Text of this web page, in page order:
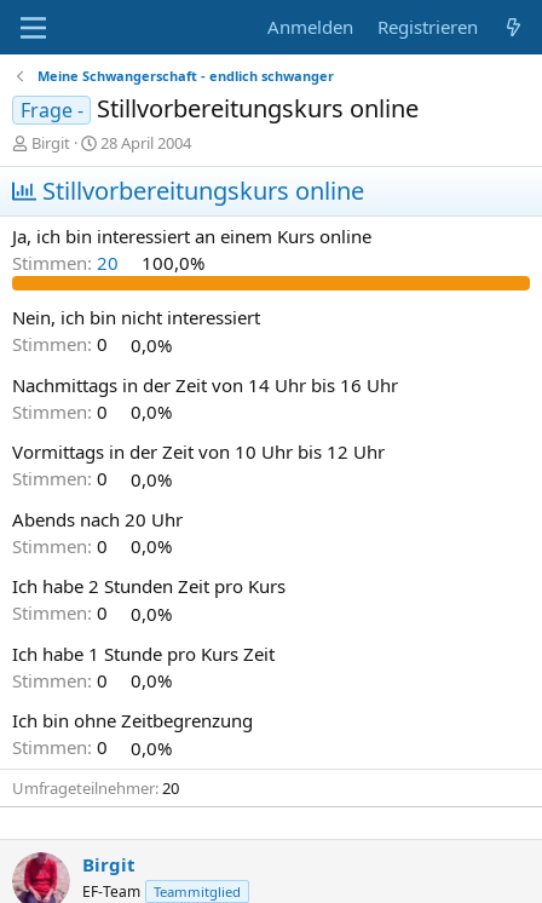
Anmelden Registrieren
Meine Schwangerschaft - endlich schwanger
Frage - Stillvorbereitungskurs online
E
r
s
t
e
l
e
r
Birgit
E
r
s
t
e
l
l
t
a
m
28 April 2004
Stillvorbereitungskurs online
Ja, ich bin interessiert an einem Kurs online
Stimmen: 20 100,0%
Nein, ich bin nicht interessiert
Stimmen: 0
0,0%
Nachmittags in der Zeit von 14 Uhr bis 16 Uhr
Stimmen: 0
0,0%
Vormittags in der Zeit von 10 Uhr bis 12 Uhr
Stimmen: 0
0,0%
Abends nach 20 Uhr
Stimmen: 0
0,0%
Ich habe 2 Stunden Zeit pro Kurs
Stimmen: 0
0,0%
Ich habe 1 Stunde pro Kurs Zeit
Stimmen: 0
0,0%
Ich bin ohne Zeitbegrenzung
Stimmen: 0 0,0%
Umfrageteilnehmer 20
Birgit
EF-Team Teammitglied